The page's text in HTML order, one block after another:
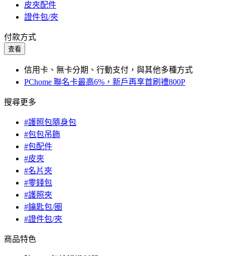
皮夾配件
證件包/夾
付款方式
查看
信用卡、無卡分期、行動支付，與其他多種方式
PChome 聯名卡最高6%，新戶再享首刷禮800P
搜尋更多
#護照包隨身包
#包包吊飾
#包配件
#皮夾
#名片夾
#零錢包
#護照夾
#鑰匙包/圈
#證件包/夾
商品特色